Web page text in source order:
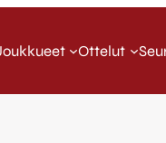
Ottelut